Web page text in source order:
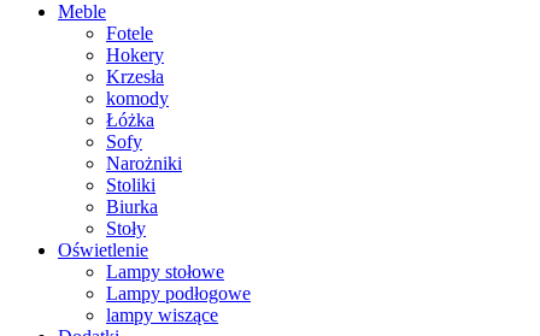
Meble
Fotele
Hokery
Krzesła
komody
Łóżka
Sofy
Narożniki
Stoliki
Biurka
Stoły
Oświetlenie
Lampy stołowe
Lampy podłogowe
lampy wiszące